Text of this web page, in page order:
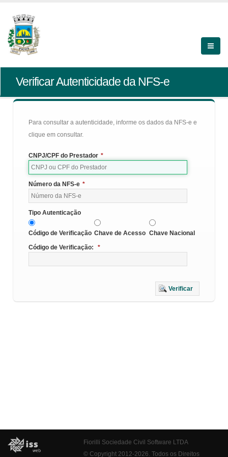
Verificar Autenticidade da NFS-e
Para consultar a autenticidade, informe os dados da NFS-e e
clique em consultar.
CNPJ/CPF do Prestador *
Número da NFS-e *
Tipo Autenticação
Código de Verificação Chave de Acesso Chave Nacional
Código de Verificação:
*
Verificar
Fiorilli Sociedade Civil Software LTDA
© Copyright 2012-2026. Todos os Direitos